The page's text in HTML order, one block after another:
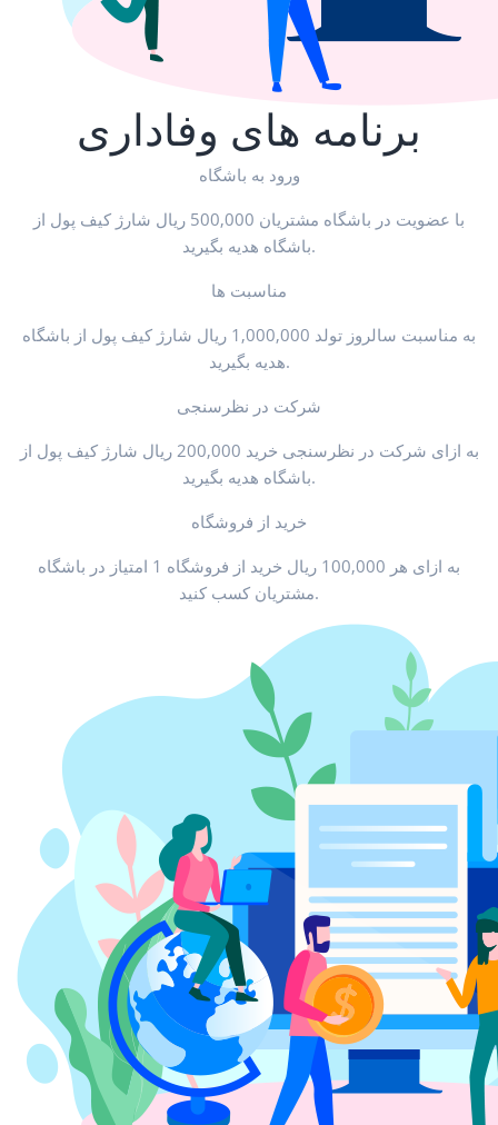
برنامه های وفاداری
ورود به باشگاه
با عضویت در باشگاه مشتریان 500,000 ریال شارژ کیف پول از
باشگاه هدیه بگیرید.
مناسبت ها
به مناسبت سالروز تولد 1,000,000 ریال شارژ کیف پول از باشگاه
هدیه بگیرید.
شرکت در نظرسنجی
به ازای شرکت در نظرسنجی خرید 200,000 ریال شارژ کیف پول از
باشگاه هدیه بگیرید.
خرید از فروشگاه
به ازای هر 100,000 ریال خرید از فروشگاه 1 امتیاز در باشگاه
مشتریان کسب کنید.